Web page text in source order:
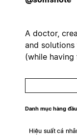
A doctor,
and
(while
Danh mục hàng đầu
Hiệu suất cá